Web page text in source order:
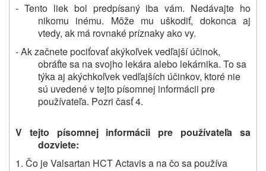
- Tento liek bol predpísaný iba vám. Nedávajte ho
nikomu inému. Môže mu uškodiť, dokonca aj
vtedy, ak má rovnaké príznaky ako vy.
- Ak začnete pociťovať akýkoľvek vedľajší účinok,
obráťte sa na svojho lekáraalebo lekárnika. To sa
týka aj akýchkoľvek vedľajších účinkov, ktoré nie
sú uvedené v tejto písomnej informácii pre
používateľa. Pozri časť 4.
V tejto písomnej informácii pre používateľa sa
dozviete:
1. Čo je Valsartan HCT Actavis a na čo sa používa